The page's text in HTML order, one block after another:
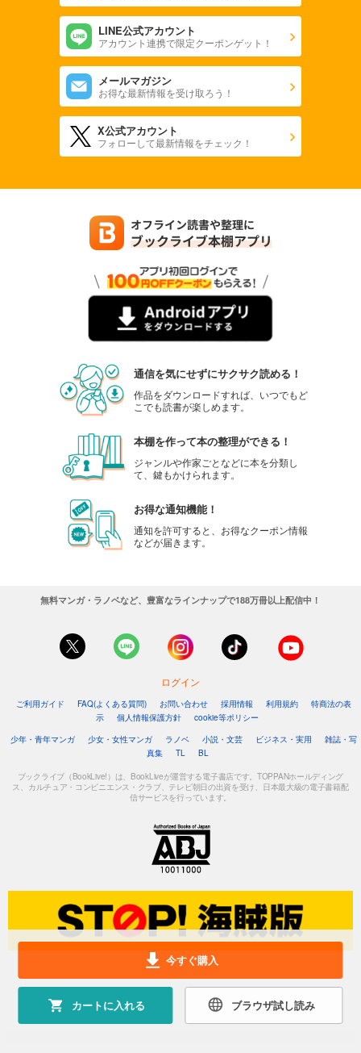
【電子版】紅殻のパンドラ(23)
【電子版】紅殻のパンドラ(24)
【電子版】紅殻のパンドラ(25)
【電子版】紅殻のパンドラ(26)
今すぐ購入
カートに入れる ブラウザ試し読み
LINE公式アカウント
アカウント連携で限定クーポンゲット！
メールマガジン
お得な最新情報を受け取ろう！
X公式アカウント
フォローして最新情報をチェック！
通信を気にせずにサクサク読める！
作品をダウンロードすれば、いつでもど
こでも読書が楽しめます。
本棚を作って本の整理ができる！
ジャンルや作家ごとなどに本を分類し
て、鍵もかけられます。
お得な通知機能！
通知を許可すると、お得なクーポン情報
などが届きます。
無料マンガ・ラノベなど、豊富なラインナップで188万冊以上配信中！
ログイン
ご利用ガイド FAQ(よくある質問) お問い合わせ 採用情報 利用規約
特商法の表
示
個人情報保護方針
cookie等ポリシー
少年・青年マンガ
少女・女性マンガ ラノベ 小説・文芸 ビジネス・実用
雑誌・写
真集
TL BL
ブックライブ（BookLive!）は、BookLiveが運営する電子書店です。TOPPANホールディング
ス、カルチュア・コンビニエンス・クラブ、テレビ朝日の出資を受け、日本最大級の電子書籍配
信サービスを行っています。